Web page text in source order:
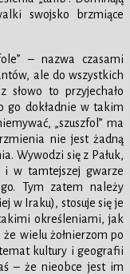
swojsko brzmiące
– nazwa czasami
ale do wszystkich
słowo to przyjechało
go dokładnie w takim
„szuszfol” ma
nie jest żadną
Wywodzi się z Pałuk,
w tamtejszej gwarze
Tym zatem należy
w Iraku), stosuje się je
określeniami, jak
że wielu żołnierzom po
kultury i geografii
– że nieobce jest im